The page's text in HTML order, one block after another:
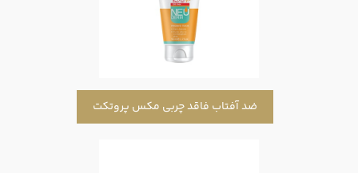
ضد آفتاب فاقد چربی مکس پروتکت